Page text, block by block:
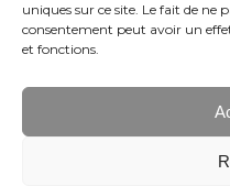
uniques sur ce site. Le fait de ne
consentement peut avoir un
et fonctions.